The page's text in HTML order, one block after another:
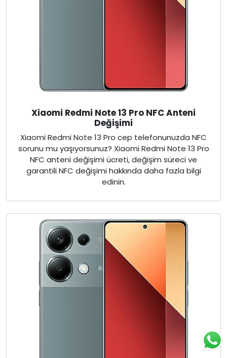
Xiaomi Redmi Note 13 Pro NFC Anteni
Değişimi
Xiaomi Redmi Note 13 Pro cep telefonunuzda NFC
sorunu mu yaşıyorsunuz? Xiaomi Redmi Note 13 Pro
NFC anteni değişimi ücreti, değişim süreci ve
garantili NFC değişimi hakkında daha fazla bilgi
edinin.